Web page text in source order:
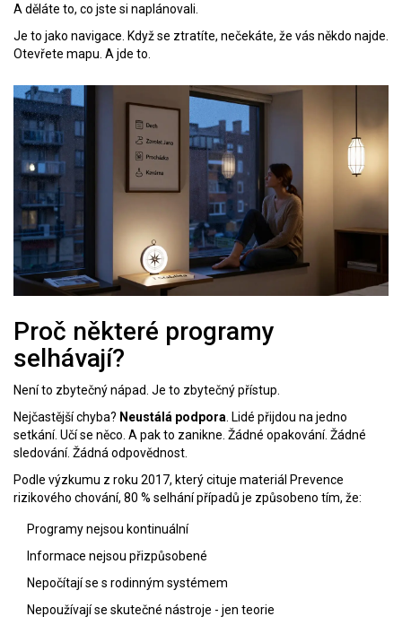
A děláte to, co jste si naplánovali.
Je to jako navigace. Když se ztratíte, nečekáte, že vás někdo najde.
Otevřete mapu. A jde to.
Proč některé programy
selhávají?
Není to zbytečný nápad. Je to zbytečný přístup.
Nejčastější chyba? Neustálá podpora. Lidé přijdou na jedno
setkání. Učí se něco. A pak to zanikne. Žádné opakování. Žádné
sledování. Žádná odpovědnost.
Podle výzkumu z roku 2017, který cituje materiál Prevence
rizikového chování, 80 % selhání případů je způsobeno tím, že:
Programy nejsou kontinuální
Informace nejsou přizpůsobené
Nepočítají se s rodinným systémem
Nepoužívají se skutečné nástroje - jen teorie